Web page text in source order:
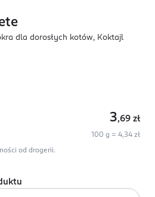
dla dorosłych kotów, Koktajl
3,69 zł
100 g = 4,34 zł
od drogerii.